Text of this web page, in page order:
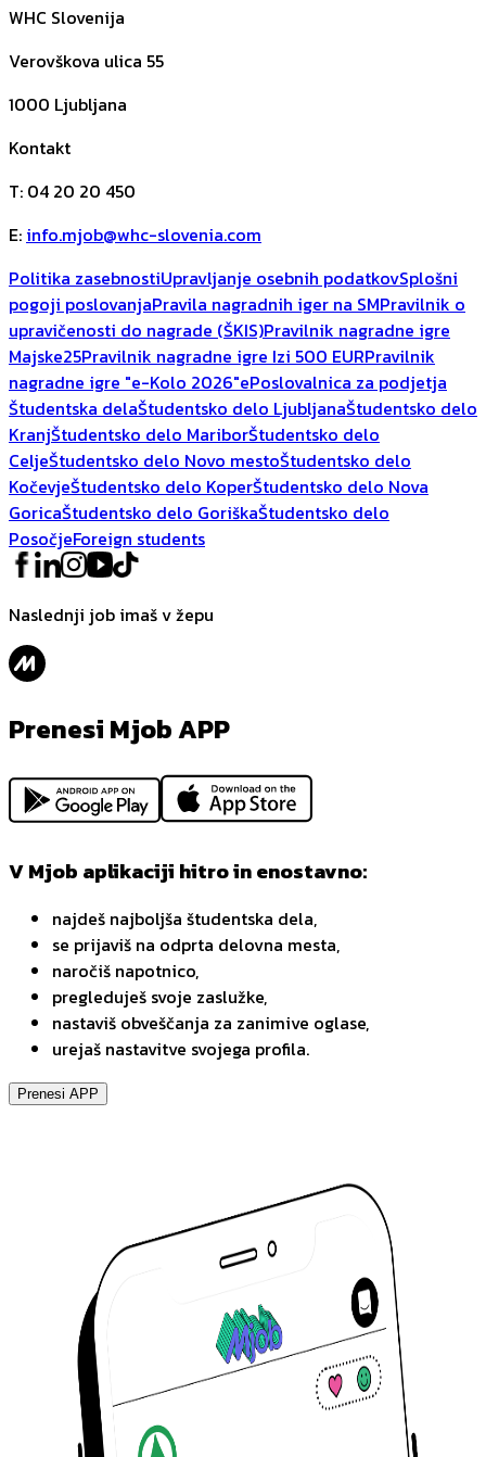
WHC Slovenija
Verovškova ulica 55
1000 Ljubljana
Kontakt
T: 04 20 20 450
E: info.mjob@whc-slovenia.com
Politika zasebnostiUpravljanje osebnih podatkovSplošni
pogoji poslovanjaPravila nagradnih iger na SMPravilnik o
upravičenosti do nagrade (ŠKIS)Pravilnik nagradne igre
Majske25Pravilnik nagradne igre Izi 500 EURPravilnik
nagradne igre "e-Kolo 2026"ePoslovalnica za podjetja
Študentska delaŠtudentsko delo LjubljanaŠtudentsko delo
KranjŠtudentsko delo MariborŠtudentsko delo
CeljeŠtudentsko delo Novo mestoŠtudentsko delo
KočevjeŠtudentsko delo KoperŠtudentsko delo Nova
GoricaŠtudentsko delo GoriškaŠtudentsko delo
PosočjeForeign students
Naslednji job imaš v žepu
Prenesi Mjob APP
V Mjob aplikaciji hitro in enostavno:
najdeš najboljša študentska dela,
se prijaviš na odprta delovna mesta,
naročiš napotnico,
pregleduješ svoje zaslužke,
nastaviš obveščanja za zanimive oglase,
urejaš nastavitve svojega profila.
Prenesi APP